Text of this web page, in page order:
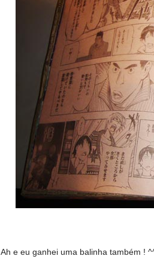
Ah e eu ganhei uma balinha também !